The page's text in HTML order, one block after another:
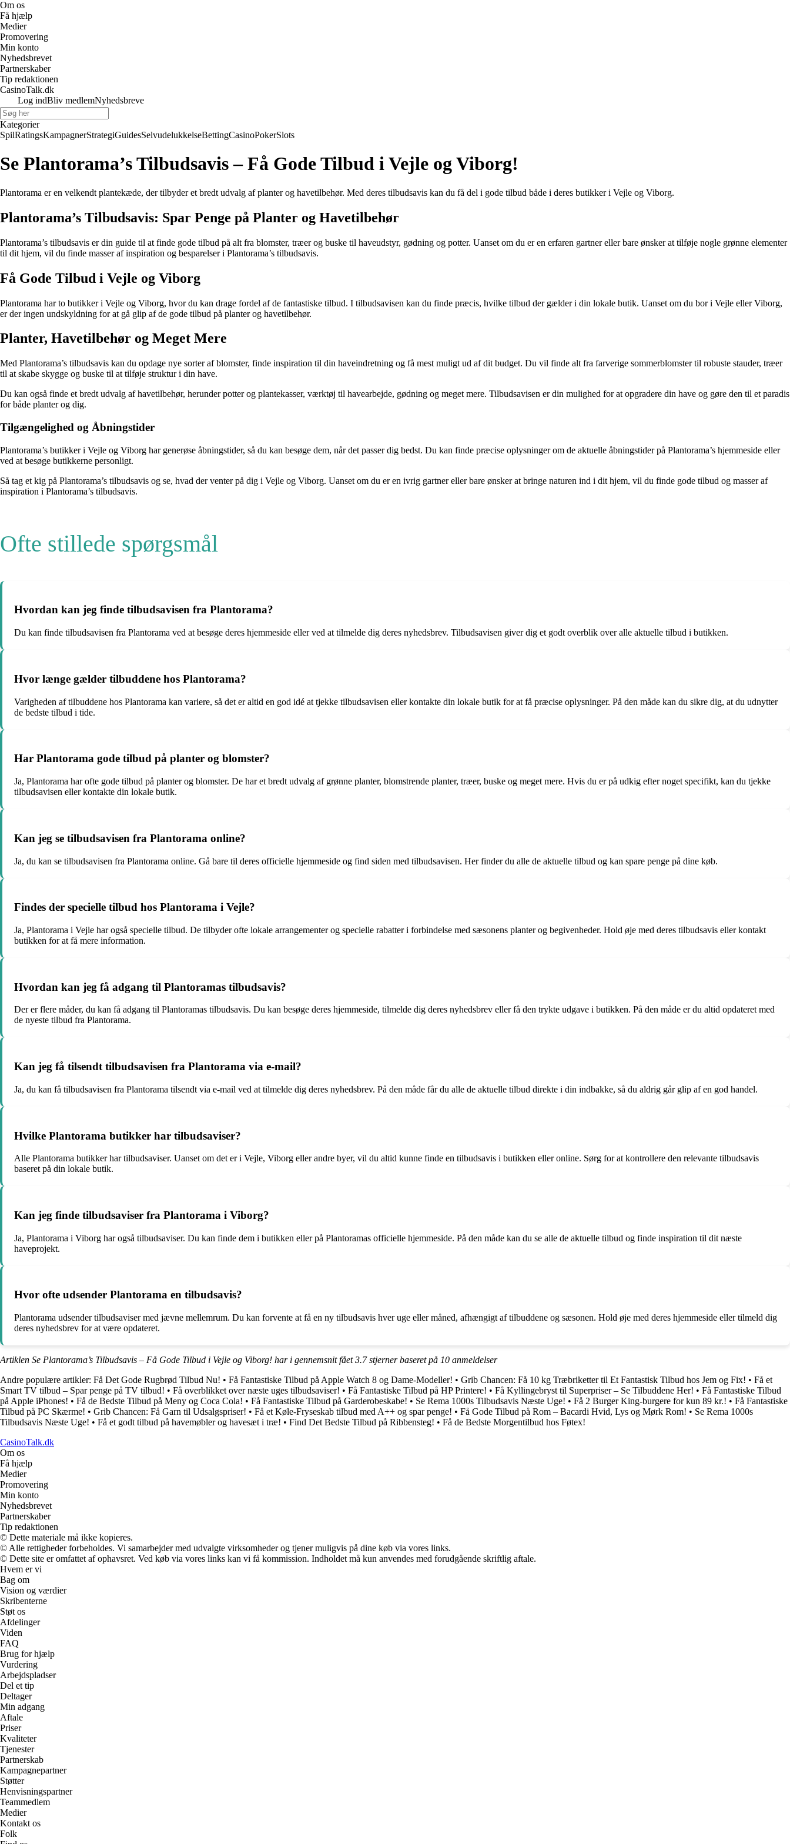
Om os
Få hjælp
Medier
Promovering
Min konto
Nyhedsbrevet
Partnerskaber
Tip redaktionen
CasinoTalk.dk
Log indBliv medlemNyhedsbreve
Kategorier
SpilRatingsKampagnerStrategiGuidesSelvudelukkelseBettingCasinoPokerSlots
Se Plantorama’s Tilbudsavis – Få Gode Tilbud i Vejle og Viborg!
Plantorama er en velkendt plantekæde, der tilbyder et bredt udvalg af planter og havetilbehør. Med deres tilbudsavis kan du få del i gode tilbud både i deres butikker i Vejle og Viborg.
Plantorama’s Tilbudsavis: Spar Penge på Planter og Havetilbehør
Plantorama’s tilbudsavis er din guide til at finde gode tilbud på alt fra blomster, træer og buske til haveudstyr, gødning og potter. Uanset om du er en erfaren gartner eller bare ønsker at tilføje nogle grønne elementer
til dit hjem, vil du finde masser af inspiration og besparelser i Plantorama’s tilbudsavis.
Få Gode Tilbud i Vejle og Viborg
Plantorama har to butikker i Vejle og Viborg, hvor du kan drage fordel af de fantastiske tilbud. I tilbudsavisen kan du finde præcis, hvilke tilbud der gælder i din lokale butik. Uanset om du bor i Vejle eller Viborg,
er der ingen undskyldning for at gå glip af de gode tilbud på planter og havetilbehør.
Planter, Havetilbehør og Meget Mere
Med Plantorama’s tilbudsavis kan du opdage nye sorter af blomster, finde inspiration til din haveindretning og få mest muligt ud af dit budget. Du vil finde alt fra farverige sommerblomster til robuste stauder, træer
til at skabe skygge og buske til at tilføje struktur i din have.
Du kan også finde et bredt udvalg af havetilbehør, herunder potter og plantekasser, værktøj til havearbejde, gødning og meget mere. Tilbudsavisen er din mulighed for at opgradere din have og gøre den til et paradis
for både planter og dig.
Tilgængelighed og Åbningstider
Plantorama’s butikker i Vejle og Viborg har generøse åbningstider, så du kan besøge dem, når det passer dig bedst. Du kan finde præcise oplysninger om de aktuelle åbningstider på Plantorama’s hjemmeside eller
ved at besøge butikkerne personligt.
Så tag et kig på Plantorama’s tilbudsavis og se, hvad der venter på dig i Vejle og Viborg. Uanset om du er en ivrig gartner eller bare ønsker at bringe naturen ind i dit hjem, vil du finde gode tilbud og masser af
inspiration i Plantorama’s tilbudsavis.
Ofte stillede spørgsmål
Hvordan kan jeg finde tilbudsavisen fra Plantorama?
Du kan finde tilbudsavisen fra Plantorama ved at besøge deres hjemmeside eller ved at tilmelde dig deres nyhedsbrev. Tilbudsavisen giver dig et godt overblik over alle aktuelle tilbud i butikken.
Hvor længe gælder tilbuddene hos Plantorama?
Varigheden af tilbuddene hos Plantorama kan variere, så det er altid en god idé at tjekke tilbudsavisen eller kontakte din lokale butik for at få præcise oplysninger. På den måde kan du sikre dig, at du udnytter
de bedste tilbud i tide.
Har Plantorama gode tilbud på planter og blomster?
Ja, Plantorama har ofte gode tilbud på planter og blomster. De har et bredt udvalg af grønne planter, blomstrende planter, træer, buske og meget mere. Hvis du er på udkig efter noget specifikt, kan du tjekke
tilbudsavisen eller kontakte din lokale butik.
Kan jeg se tilbudsavisen fra Plantorama online?
Ja, du kan se tilbudsavisen fra Plantorama online. Gå bare til deres officielle hjemmeside og find siden med tilbudsavisen. Her finder du alle de aktuelle tilbud og kan spare penge på dine køb.
Findes der specielle tilbud hos Plantorama i Vejle?
Ja, Plantorama i Vejle har også specielle tilbud. De tilbyder ofte lokale arrangementer og specielle rabatter i forbindelse med sæsonens planter og begivenheder. Hold øje med deres tilbudsavis eller kontakt
butikken for at få mere information.
Hvordan kan jeg få adgang til Plantoramas tilbudsavis?
Der er flere måder, du kan få adgang til Plantoramas tilbudsavis. Du kan besøge deres hjemmeside, tilmelde dig deres nyhedsbrev eller få den trykte udgave i butikken. På den måde er du altid opdateret med
de nyeste tilbud fra Plantorama.
Kan jeg få tilsendt tilbudsavisen fra Plantorama via e-mail?
Ja, du kan få tilbudsavisen fra Plantorama tilsendt via e-mail ved at tilmelde dig deres nyhedsbrev. På den måde får du alle de aktuelle tilbud direkte i din indbakke, så du aldrig går glip af en god handel.
Hvilke Plantorama butikker har tilbudsaviser?
Alle Plantorama butikker har tilbudsaviser. Uanset om det er i Vejle, Viborg eller andre byer, vil du altid kunne finde en tilbudsavis i butikken eller online. Sørg for at kontrollere den relevante tilbudsavis
baseret på din lokale butik.
Kan jeg finde tilbudsaviser fra Plantorama i Viborg?
Ja, Plantorama i Viborg har også tilbudsaviser. Du kan finde dem i butikken eller på Plantoramas officielle hjemmeside. På den måde kan du se alle de aktuelle tilbud og finde inspiration til dit næste
haveprojekt.
Hvor ofte udsender Plantorama en tilbudsavis?
Plantorama udsender tilbudsaviser med jævne mellemrum. Du kan forvente at få en ny tilbudsavis hver uge eller måned, afhængigt af tilbuddene og sæsonen. Hold øje med deres hjemmeside eller tilmeld dig
deres nyhedsbrev for at være opdateret.
Artiklen Se Plantorama’s Tilbudsavis – Få Gode Tilbud i Vejle og Viborg! har i gennemsnit fået3.7stjerner baseret på 10 anmeldelser
Andre populære artikler: Få Det Gode Rugbrød Tilbud Nu! • Få Fantastiske Tilbud på Apple Watch 8 og Dame-Modeller! • Grib Chancen: Få 10 kg Træbriketter til Et Fantastisk Tilbud hos Jem og Fix! • Få et
Smart TV tilbud – Spar penge på TV tilbud! • Få overblikket over næste uges tilbudsaviser! • Få Fantastiske Tilbud på HP Printere! • Få Kyllingebryst til Superpriser – Se Tilbuddene Her! • Få Fantastiske Tilbud
på Apple iPhones! • Få de Bedste Tilbud på Meny og Coca Cola! • Få Fantastiske Tilbud på Garderobeskabe! • Se Rema 1000s Tilbudsavis Næste Uge! • Få 2 Burger King-burgere for kun 89 kr.! • Få Fantastiske
Tilbud på PC Skærme! • Grib Chancen: Få Garn til Udsalgspriser! • Få et Køle-Fryseskab tilbud med A++ og spar penge! • Få Gode Tilbud på Rom – Bacardi Hvid, Lys og Mørk Rom! • Se Rema 1000s
Tilbudsavis Næste Uge! • Få et godt tilbud på havemøbler og havesæt i træ! • Find Det Bedste Tilbud på Ribbensteg! • Få de Bedste Morgentilbud hos Føtex!
CasinoTalk.dk
Om os
Få hjælp
Medier
Promovering
Min konto
Nyhedsbrevet
Partnerskaber
Tip redaktionen
© Dette materiale må ikke kopieres.
© Alle rettigheder forbeholdes. Vi samarbejder med udvalgte virksomheder og tjener muligvis på dine køb via vores links.
© Dette site er omfattet af ophavsret. Ved køb via vores links kan vi få kommission. Indholdet må kun anvendes med forudgående skriftlig aftale.
Hvem er vi
Bag om
Vision og værdier
Skribenterne
Støt os
Afdelinger
Viden
FAQ
Brug for hjælp
Vurdering
Arbejdspladser
Del et tip
Deltager
Min adgang
Aftale
Priser
Kvaliteter
Tjenester
Partnerskab
Kampagnepartner
Støtter
Henvisningspartner
Teammedlem
Medier
Kontakt os
Folk